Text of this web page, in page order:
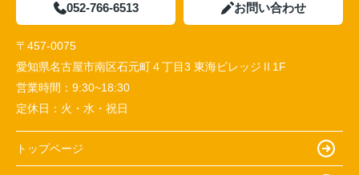
052-766-6513 お問い合わせ
〒457-0075
愛知県名古屋市南区石元町４丁目3 東海ビレッジⅡ1F
営業時間： 9:30~18:30
定休日： 火・水・祝日
トップページ